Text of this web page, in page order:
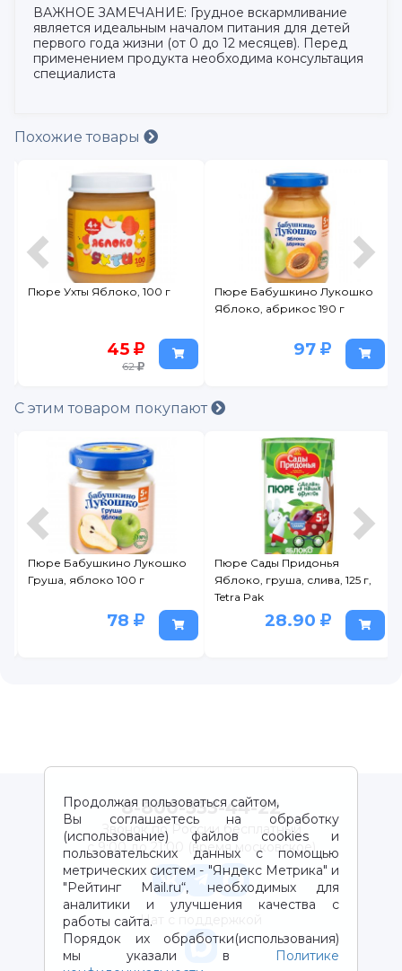
ВАЖНОЕ ЗАМЕЧАНИЕ: Грудное вскармливание
является идеальным началом питания для детей
первого года жизни (от 0 до 12 месяцев). Перед
применением продукта необходима консультация
специалиста
Похожие товары
Пюре Ухты Яблоко, 100 г
45
62
Пюре Бабушкино Лукошко
Яблоко, абрикос 190 г
97
С этим товаром покупают
Пюре Бабушкино Лукошко
Груша, яблоко 100 г
78
Пюре Сады Придонья
Яблоко, груша, слива, 125 г,
Tetra Pak
28.90
Продолжая пользоваться сайтом,
Вы соглашаетесь на обработку
(использование) файлов cookies и
пользовательских данных с помощью
метрических систем - "Яндекс Метрика" и
"Рейтинг Mail.ru“, необходимых для
аналитики и улучшения качества с
работы сайта.
Порядок их обработки(использования)
мы указали в
Политике
8-800-333-44-22
Звонок по России бесплатный
с 9:00 до 21:00 (время московское)
Чат с поддержкой